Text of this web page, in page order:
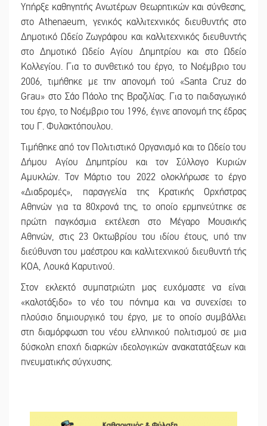
Υπήρξε καθηγητής Ανωτέρων Θεωρητικών και σύνθεσης,
στο Athenaeum, γενικός καλλιτεχνικός διευθυντής στο
Δημοτικό Ωδείο Ζωγράφου και καλλιτεχνικός διευθυντής
στο Δημοτικό Ωδείο Αγίου Δημητρίου και στο Ωδείο
Κολλεγίου. Για το συνθετικό του έργο, το Νοέμβριο του
2006, τιμήθηκε με την απονομή τού «Santa Cruz do
Grau» στο Σάο Πάολο της Βραζιλίας. Για το παιδαγωγικό
του έργο, το Νοέμβριο του 1996, έγινε απονομή της έδρας
του Γ. Φυλακτόπουλου.
Τιμήθηκε από τον Πολιτιστικό Οργανισμό και το Ωδείο του
Δήμου Αγίου Δημητρίου και τον Σύλλογο Κυριών
Αμυκλών. Τον Μάρτιο του 2022 ολοκλήρωσε το έργο
«Διαδρομές», παραγγελία της Κρατικής Ορχήστρας
Αθηνών για τα 80χρονά της, το οποίο ερμηνεύτηκε σε
πρώτη παγκόσμια εκτέλεση στο Μέγαρο Μουσικής
Αθηνών, στις 23 Οκτωβρίου του ιδίου έτους, υπό την
διεύθυνση του μαέστρου και καλλιτεχνικού διευθυντή τής
ΚΟΑ, Λουκά Καρυτινού.
Στον εκλεκτό συμπατριώτη μας ευχόμαστε να είναι
«καλοτάξιδο» το νέο του πόνημα και να συνεχίσει το
πλούσιο δημιουργικό του έργο, με το οποίο συμβάλλει
στη διαμόρφωση του νέου ελληνικού πολιτισμού σε μια
δύσκολη εποχή διαρκών ιδεολογικών ανακατατάξεων και
πνευματικής σύγχυσης.